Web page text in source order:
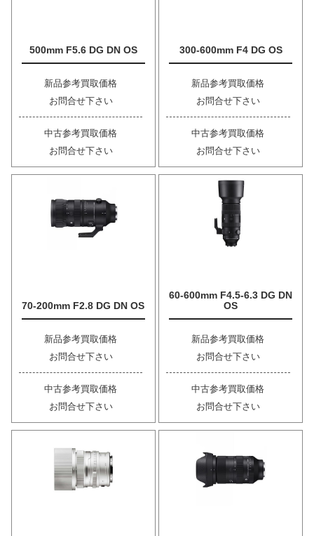
500mm F5.6 DG DN OS
新品参考買取価格
お問合せ下さい
中古参考買取価格
お問合せ下さい
300-600mm F4 DG OS
新品参考買取価格
お問合せ下さい
中古参考買取価格
お問合せ下さい
70-200mm F2.8 DG DN OS
新品参考買取価格
お問合せ下さい
中古参考買取価格
お問合せ下さい
60-600mm F4.5-6.3 DG DN
OS
新品参考買取価格
お問合せ下さい
中古参考買取価格
お問合せ下さい